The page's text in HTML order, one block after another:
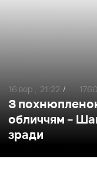
З
обличчям –
зради
16 вер , 21:22 /